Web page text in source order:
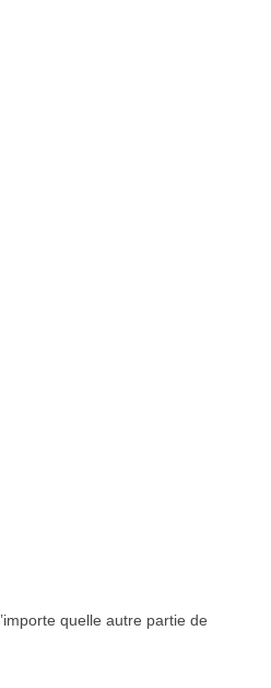
quelle autre partie de